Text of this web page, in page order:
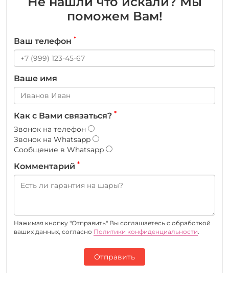
поможем Вам!
Ваш телефон *
Ваше имя
Как с Вами связаться? *
Звонок на телефон
Звонок на Whatsapp
Сообщение в Whatsapp
Комментарий *
Нажимая кнопку "Отправить" Вы соглашаетесь c обработкой
ваших данных, согласно Политики конфиденциальности.
Отправить